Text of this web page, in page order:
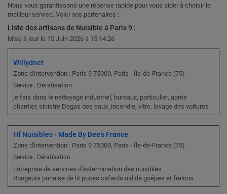
Nous vous garantissons une réponse rapide pour vous aider à choisir le
meilleur service. Voici nos partenaires :
Liste des artisans de Nuisible à Paris 9 :
Mise à jour le 15 Juin 2026 à 15:14:26
Willydnet
Zone d'intervention : Paris 9 75009, Paris - Île-de-France (75)
Service : Dératisation
je fais dans le nettoyage industriel, bureaux, particulier, après
chantier, sinistre Degas des eaux ,incendie, vitre, lavage des voitures
Hf Nuisibles - Made By Bee’s France
Zone d'intervention : Paris 9 75009, Paris - Île-de-France (75)
Service : Dératisation
Entreprise de services d’extermination des nuisibles
Rongeurs punaise de lit puces cafards nid de guêpes et frelons